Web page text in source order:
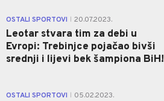
OSTALI SPORTOVI 20.07.2023.
Leotar stvara tim za debi u
Evropi: Trebinjce pojačao bivši
srednji i lijevi bek šampiona BiH!
OSTALI SPORTOVI 05.02.2023.